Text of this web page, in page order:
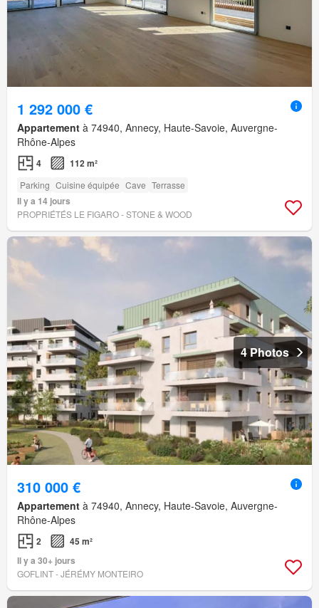
1 292 000 €
Appartement à 74940, Annecy, Haute-Savoie, Auvergne-
Rhône-Alpes
4 112 m²
Parking Cuisine équipée Cave Terrasse
Il y a 14 jours
PROPRIÉTÉS LE FIGARO - STONE & WOOD
4 Photos
310 000 €
Appartement à 74940, Annecy, Haute-Savoie, Auvergne-
Rhône-Alpes
2
45 m²
Il y a 30+ jours
GOFLINT - JÉRÉMY MONTEIRO